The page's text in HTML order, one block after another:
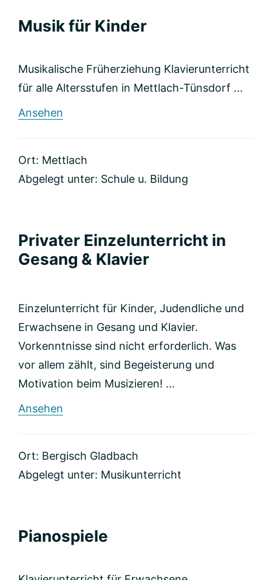
Musik für Kinder
Musikalische Früherziehung Klavierunterricht
für alle Altersstufen in Mettlach-Tünsdorf ...
Ansehen
Ort: Mettlach
Abgelegt unter: Schule u. Bildung
Privater Einzelunterricht in
Gesang & Klavier
Einzelunterricht für Kinder, Judendliche und
Erwachsene in Gesang und Klavier.
Vorkenntnisse sind nicht erforderlich. Was
vor allem zählt, sind Begeisterung und
Motivation beim Musizieren! ...
Ansehen
Gesang
&
Ort: Bergisch Gladbach
Abgelegt unter: Musikunterricht
Pianospiele